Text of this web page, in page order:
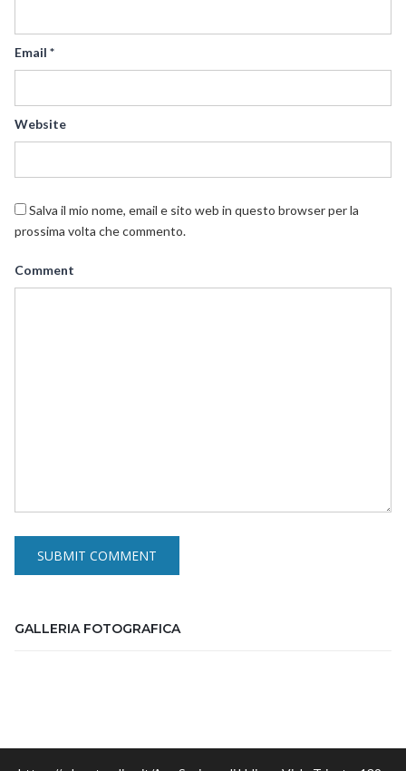
Email *
Website
Salva il mio nome, email e sito web in questo browser per la
prossima volta che commento.
Comment
GALLERIA FOTOGRAFICA